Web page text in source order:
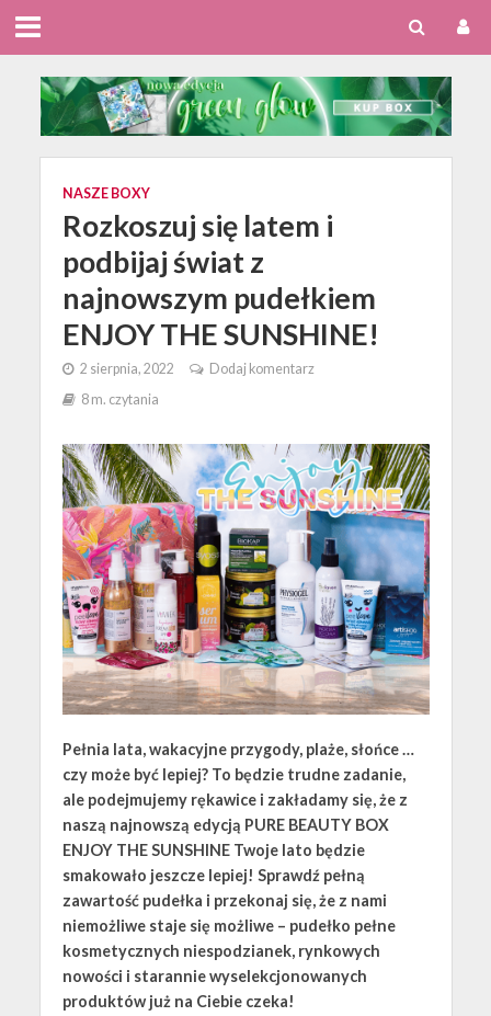
NASZE BOXY
Rozkoszuj się latem i
podbijaj świat z
najnowszym pudełkiem
ENJOY THE SUNSHINE!
2 sierpnia, 2022
Dodaj komentarz
8 m. czytania
Pełnia lata, wakacyjne przygody, plaże, słońce …
czy może być lepiej? To będzie trudne zadanie,
ale podejmujemy rękawice i zakładamy się, że z
naszą najnowszą edycją PURE BEAUTY BOX
ENJOY THE SUNSHINE Twoje lato będzie
smakowało jeszcze lepiej! Sprawdź pełną
zawartość pudełka i przekonaj się, że z nami
niemożliwe staje się możliwe – pudełko pełne
kosmetycznych niespodzianek, rynkowych
nowości i starannie wyselekcjonowanych
produktów już na Ciebie czeka!